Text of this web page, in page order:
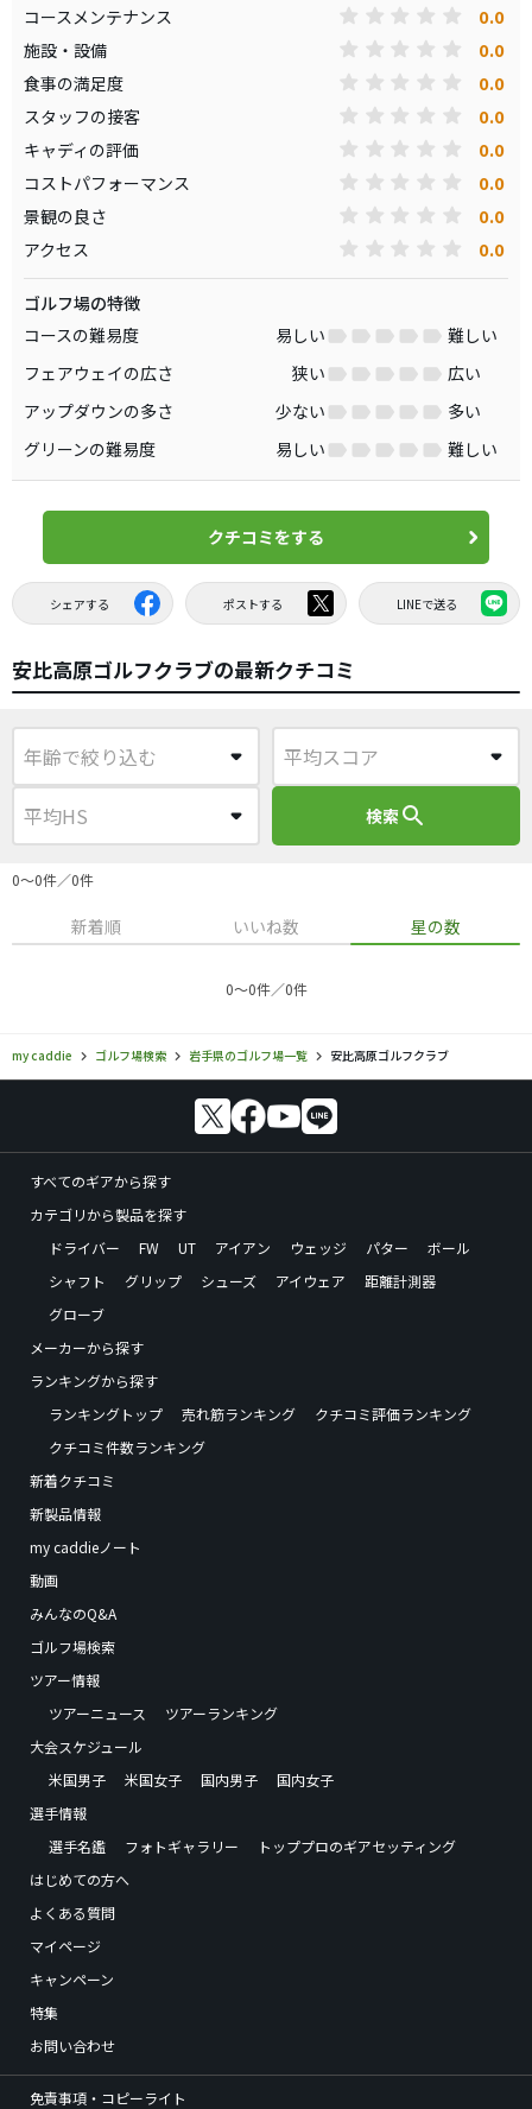
コースメンテナンス
0.0
施設・設備 0.0
食事の満足度 0.0
スタッフの接客 0.0
キャディの評価 0.0
コストパフォーマンス 0.0
景観の良さ 0.0
アクセス 0.0
ゴルフ場の特徴
コースの難易度
易しい
難しい
フェアウェイの広さ
狭い
広い
アップダウンの多さ
少ない
多い
グリーンの難易度
易しい 難しい
クチコミをする
シェアする ポストする LINEで送る
安比高原ゴルフクラブの最新クチコミ
検索search
0〜0件／0件
新着順 いいね数 星の数
0〜0件／0件
my caddie ゴルフ場検索 岩手県のゴルフ場一覧 安比高原ゴルフクラブ
すべてのギアから探す
カテゴリから製品を探す
ドライバー
FW UT アイアン ウェッジ パター
ボール
シャフト
グリップ シューズ アイウェア
距離計測器
グローブ
メーカーから探す
ランキングから探す
ランキングトップ
売れ筋ランキング
クチコミ評価ランキング
クチコミ件数ランキング
新着クチコミ
新製品情報
my caddieノート
動画
みんなのQ&A
ゴルフ場検索
ツアー情報
ツアーニュース
ツアーランキング
大会スケジュール
米国男子
米国女子 国内男子
国内女子
選手情報
選手名鑑
フォトギャラリー
トッププロのギアセッティング
はじめての方へ
よくある質問
マイページ
キャンペーン
特集
お問い合わせ
免責事項・コピーライト